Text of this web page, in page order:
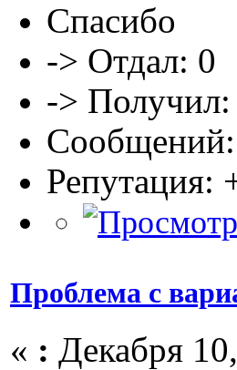
Спасибо
-> Отдал: 0
-> Получил:
Репутация:
Проблема с
« : Декабря